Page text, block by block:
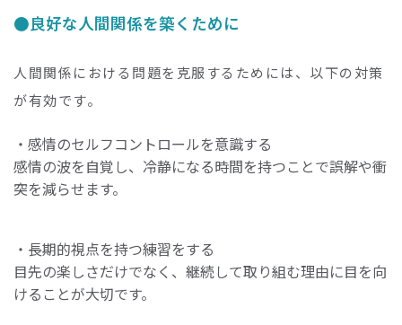
良好な人間関係を築くために
人間関係における問題を克服するためには、以下の対策
が有効です。
・感情のセルフコントロールを意識する
感情の波を自覚し、冷静になる時間を持つことで誤解や衝
突を減らせます。
・長期的視点を持つ練習をする
目先の楽しさだけでなく、継続して取り組む理由に目を向
けることが大切です。